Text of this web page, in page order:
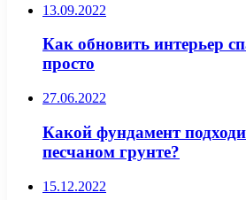
13.09.2022
Как обновить интерьер
просто
27.06.2022
Какой фундамент
песчаном грунте?
15.12.2022